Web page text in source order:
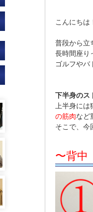
こんにちは
普段から立
長時間座り
ゴルフやバ
下半身のス
上半身に
の筋肉など
そこで、今
〜背中